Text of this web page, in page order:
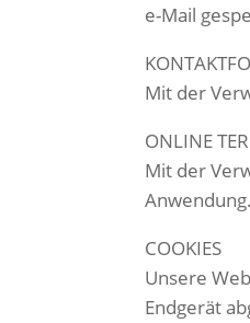
e-Mail
Mit der
ONLINE
Mit der
Anwendung.
COOKIES
Unsere
Endgerät